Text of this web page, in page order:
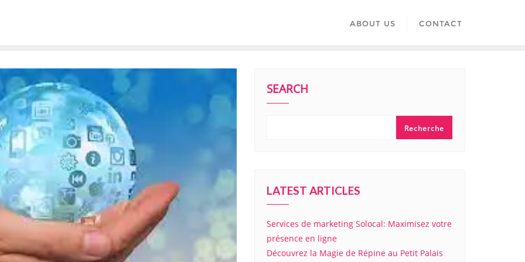
ABOUT US CONTACT
SEARCH
Recherche
LATEST ARTICLES
Services de marketing Solocal: Maximisez votre
présence en ligne
Découvrez la Magie de Répine au Petit Palais